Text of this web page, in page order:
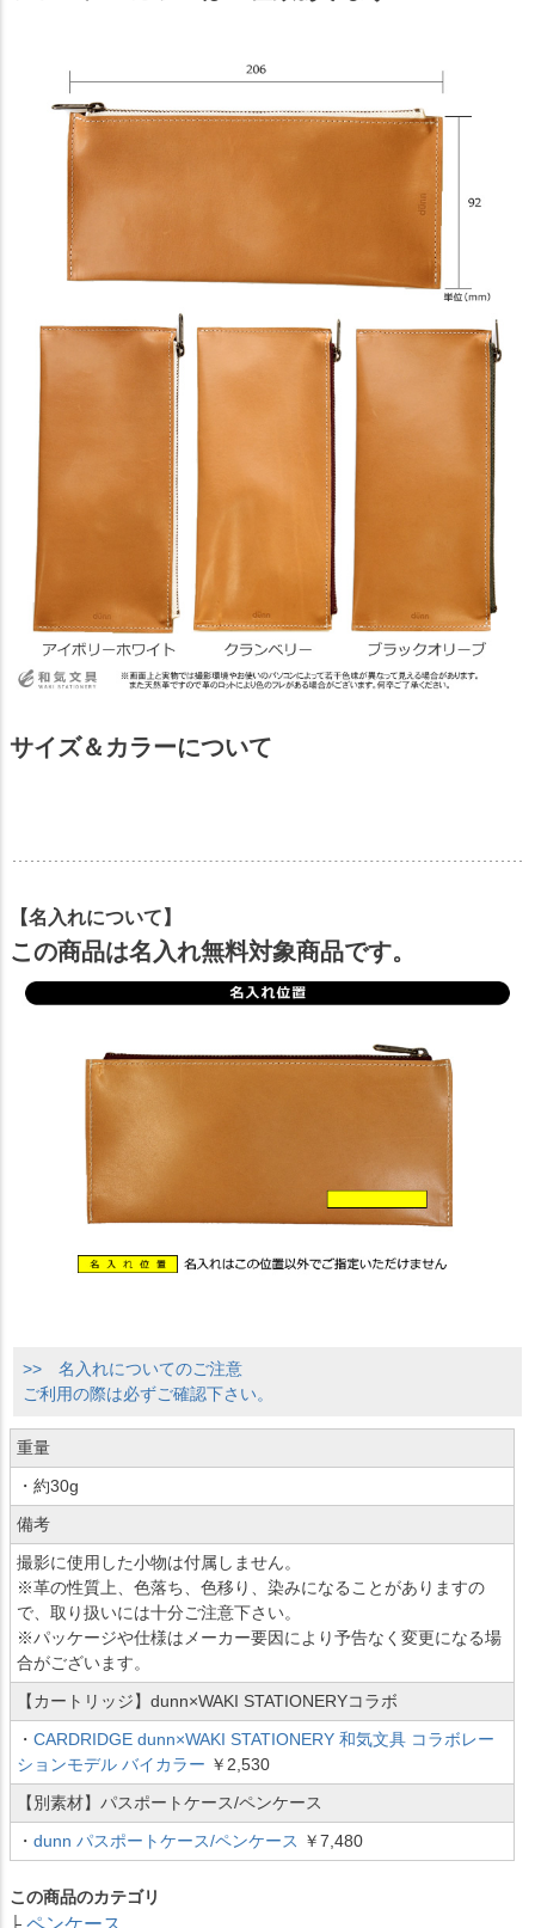
サイズ＆カラーについて
【名入れについて】
この商品は名入れ無料対象商品です。
>> 名入れについてのご注意
ご利用の際は必ずご確認下さい。
重量
・約30g
備考
撮影に使用した小物は付属しません。
※革の性質上、色落ち、色移り、染みになることがありますの
で、取り扱いには十分ご注意下さい。
※パッケージや仕様はメーカー要因により予告なく変更になる場
合がございます。
【カートリッジ】dunn×WAKI STATIONERYコラボ
・ CARDRIDGE dunn×WAKI STATIONERY 和気文具 コラボレー
ションモデル バイカラー ￥2,530
【別素材】パスポートケース/ペンケース
・ dunn パスポートケース/ペンケース ￥7,480
この商品のカテゴリ
├ ペンケース